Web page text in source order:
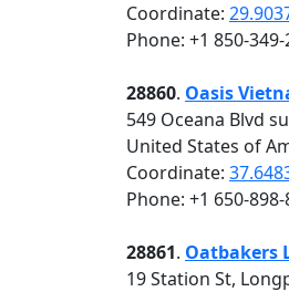
Coordinate:
Phone: +1 850-
28860. Oasis
549 Oceana Blvd
United States of
Coordinate:
Phone: +1 650-
28861. Oatbakers
19 Station St,